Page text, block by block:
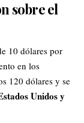
sobre el
10 dólares por
en los
120 dólares y se
Unidos y